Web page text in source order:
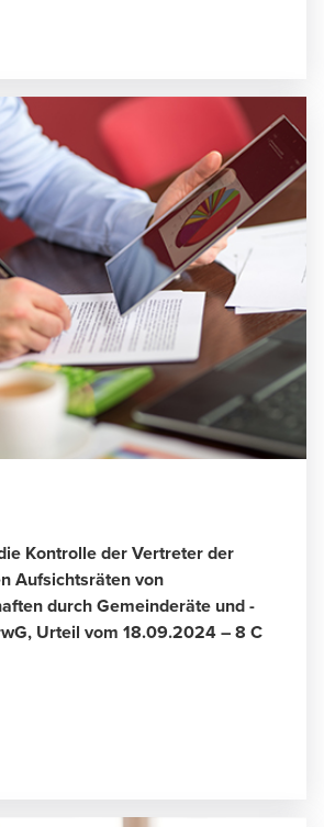
Kontrolle der Vertreter der
Aufsichtsräten von
durch Gemeinderäte und -
Urteil vom 18.09.2024 – 8 C